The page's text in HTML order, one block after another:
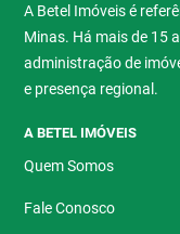
A Betel Imóveis é
Minas. Há mais de 15
administração de
e presença regional.
A BETEL IMÓVEIS
Quem Somos
Fale Conosco